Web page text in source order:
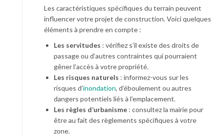
Les caractéristiques spécifiques du terrain peuvent
influencer votre projet de construction. Voici quelques
éléments à prendre en compte :
Les servitudes : vérifiez s’il existe des droits de
passage ou d’autres contraintes qui pourraient
gêner l’accès à votre propriété.
Les risques naturels : informez-vous sur les
risques d’inondation, d’éboulement ou autres
dangers potentiels liés à l’emplacement.
Les règles d’urbanisme : consultez la mairie pour
être au fait des règlements spécifiques à votre
zone.